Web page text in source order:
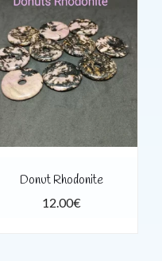
Donut Rhodonite
12.00€